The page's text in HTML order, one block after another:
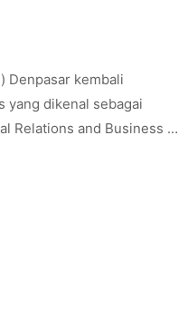
Denpasar kembali
yang dikenal sebagai
Relations and Business …